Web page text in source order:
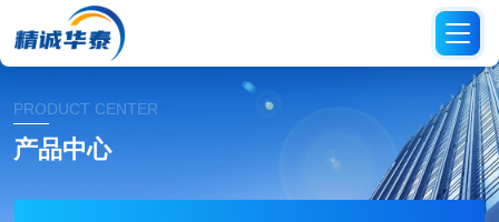
PRODUCT CENTER
产品中心